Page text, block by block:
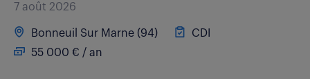
7 août 2026
Bonneuil Sur Marne (94)
CDI
55 000 € / an